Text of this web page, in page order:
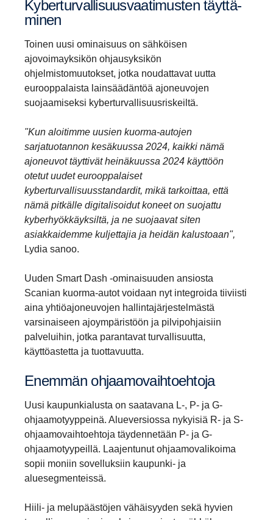
Kyber­tur­val­li­suus­vaa­ti­musten täyttä­
minen
Toinen uusi ominaisuus on sähköisen
ajovoimayksikön ohjausyksikön
ohjelmistomuutokset, jotka noudattavat uutta
eurooppalaista lainsäädäntöä ajoneuvojen
suojaamiseksi kyberturvallisuusriskeiltä.
"Kun aloitimme uusien kuorma-autojen
sarjatuotannon kesäkuussa 2024, kaikki nämä
ajoneuvot täyttivät heinäkuussa 2024 käyttöön
otetut uudet eurooppalaiset
kyberturvallisuusstandardit, mikä tarkoittaa, että
nämä pitkälle digitalisoidut koneet on suojattu
kyberhyökkäyksiltä, ja ne suojaavat siten
asiakkaidemme kuljettajia ja heidän kalustoaan",
Lydia sanoo.
Uuden Smart Dash -ominaisuuden ansiosta
Scanian kuorma-autot voidaan nyt integroida tiiviisti
aina yhtiöajoneuvojen hallintajärjestelmästä
varsinaiseen ajoympäristöön ja pilvipohjaisiin
palveluihin, jotka parantavat turvallisuutta,
käyttöastetta ja tuottavuutta.
Enemmän ohjaa­mo­vaih­toeh­toja
Uusi kaupunkialusta on saatavana L-, P- ja G-
ohjaamotyyppeinä. Alueversiossa nykyisiä R- ja S-
ohjaamovaihtoehtoja täydennetään P- ja G-
ohjaamotyypeillä. Laajentunut ohjaamovalikoima
sopii moniin sovelluksiin kaupunki- ja
aluesegmenteissä.
Hiili- ja melupäästöjen vähäisyyden sekä hyvien